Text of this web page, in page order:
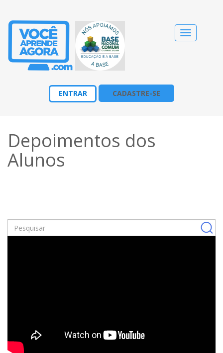
Alternar
navegação
ENTRAR CADASTRE-SE
Depoimentos dos
Alunos